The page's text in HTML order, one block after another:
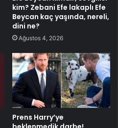
kim? Zebani Efe lakaplı Efe
Beycan kaç yaşında, nereli,
dini ne?
Ağustos 4, 2026
Prens Harry’ye